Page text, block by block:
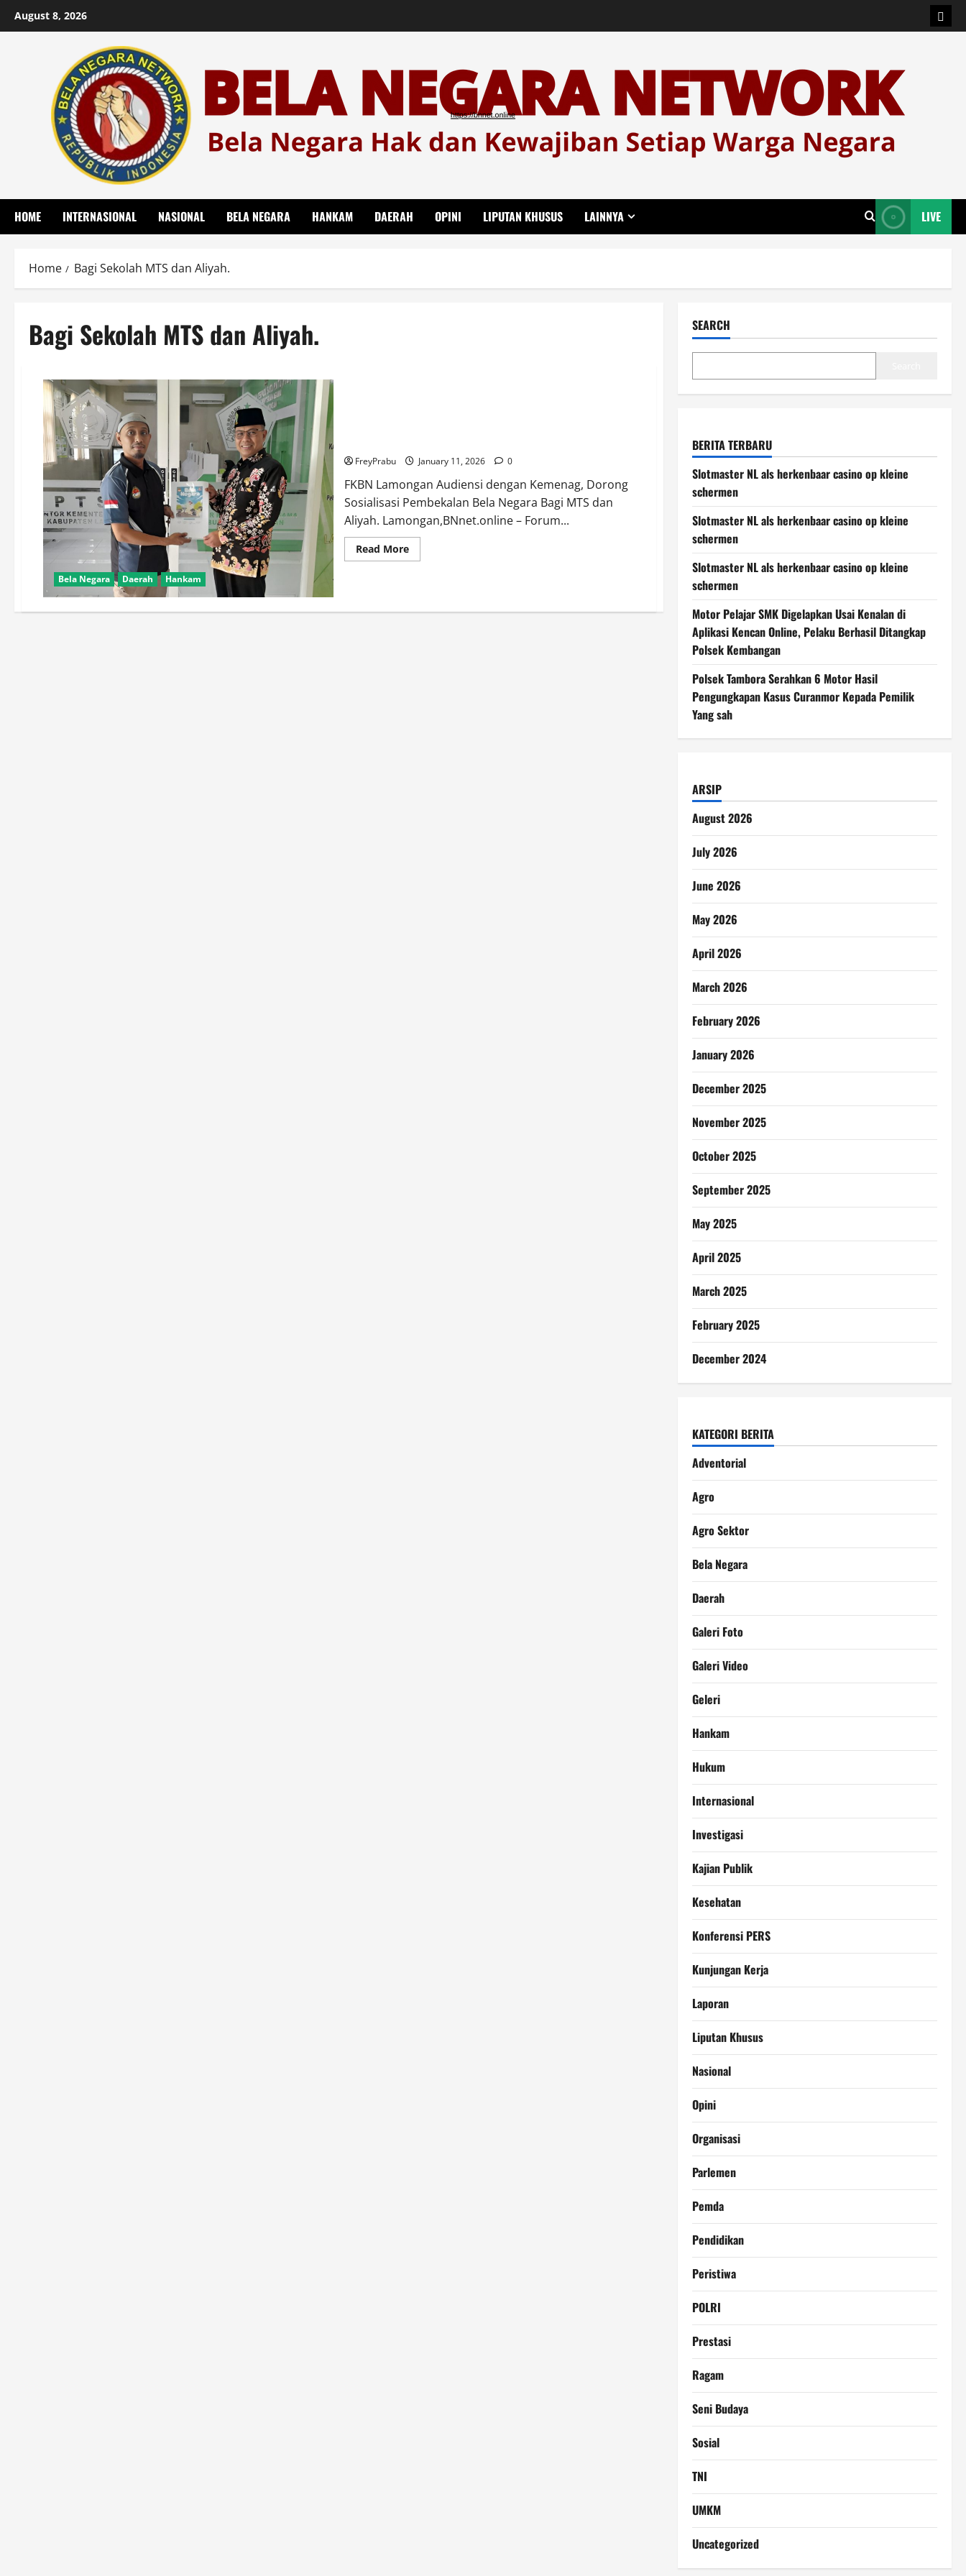
August 8, 2026
HOME INTERNASIONAL NASIONAL BELA NEGARA HANKAM DAERAH OPINI LIPUTAN KHUSUS LAINNYA LIVE
Home Bagi Sekolah MTS dan Aliyah.
Bagi Sekolah MTS dan Aliyah.
Bela Negara Daerah Hankam
FreyPrabu January 11, 2026 0
FKBN Lamongan Audiensi dengan Kemenag, Dorong
Sosialisasi Pembekalan Bela Negara Bagi MTS dan
Aliyah. Lamongan,BNnet.online – Forum...
Read MoreRead
more
dengan
SEARCH
BERITA TERBARU
Slotmaster NL als herkenbaar casino op kleine
schermen
Slotmaster NL als herkenbaar casino op kleine
schermen
Slotmaster NL als herkenbaar casino op kleine
schermen
Motor Pelajar SMK Digelapkan Usai Kenalan di
Aplikasi Kencan Online, Pelaku Berhasil Ditangkap
Polsek Kembangan
Polsek Tambora Serahkan 6 Motor Hasil
Pengungkapan Kasus Curanmor Kepada Pemilik
Yang sah
ARSIP
August 2026
July 2026
June 2026
May 2026
April 2026
March 2026
February 2026
January 2026
December 2025
November 2025
October 2025
September 2025
May 2025
April 2025
March 2025
February 2025
December 2024
KATEGORI BERITA
Adventorial
Agro
Agro Sektor
Bela Negara
Daerah
Galeri Foto
Galeri Video
Geleri
Hankam
Hukum
Internasional
Investigasi
Kajian Publik
Kesehatan
Konferensi PERS
Kunjungan Kerja
Laporan
Liputan Khusus
Nasional
Opini
Organisasi
Parlemen
Pemda
Pendidikan
Peristiwa
POLRI
Prestasi
Ragam
Seni Budaya
Sosial
TNI
UMKM
Uncategorized